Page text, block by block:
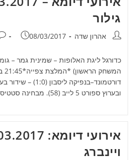
גילור
מחבר:אהרון שדה פורסם:
08/03/2017
כדורגל ליגת האלופות – שמינית גמר –
ובערוץ ספורט 5 לייב (58). מבחינה סטטיסטית…
ויינברג